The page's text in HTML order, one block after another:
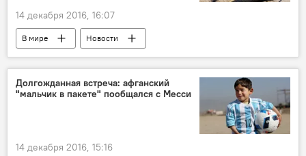
14 декабря 2016, 16:07
В мире Новости
Долгожданная встреча: афганский
"мальчик в пакете" пообщался с Месси
14 декабря 2016, 15:16